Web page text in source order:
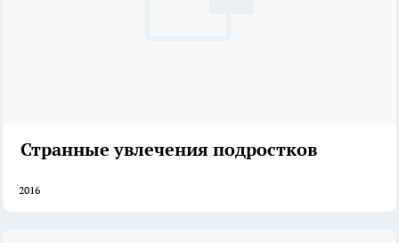
Странные увлечения подростков
2016